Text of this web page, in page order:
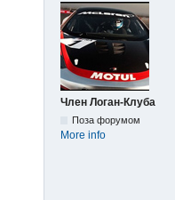
Член Логан-Клуба
Поза форумом
More info